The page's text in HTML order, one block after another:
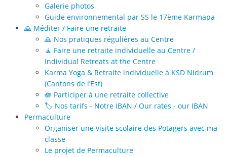
Galerie photos
Guide environnemental par SS le 17ème Karmapa
🙏 Méditer / Faire une retraite
🙏 Nos pratiques régulières au Centre
🧘 Faire une retraite individuelle au Centre /
Individual Retreats at the Centre
Karma Yoga & Retraite individuelle à KSD Nidrum
(Cantons de l’Est)
🪷 Participer à une retraite collective
🏷️ Nos tarifs - Notre IBAN / Our rates - our IBAN
Permaculture
Organiser une visite scolaire des Potagers avec ma
classe
Le projet de Permaculture